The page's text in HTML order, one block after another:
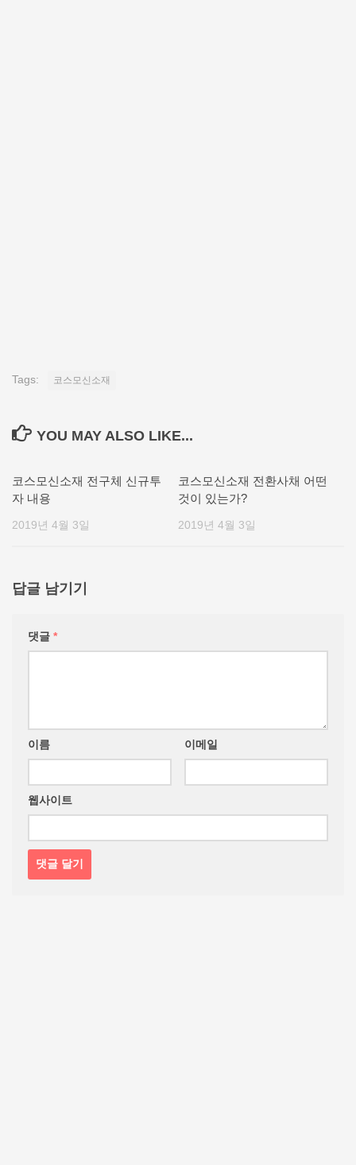
Tags: 코스모신소재
YOU MAY ALSO LIKE...
코스모신소재 전구체 신규투
자 내용
2019년 4월 3일
코스모신소재 전환사채 어떤
것이 있는가?
2019년 4월 3일
답글 남기기
댓글 *
이름 이메일
웹사이트